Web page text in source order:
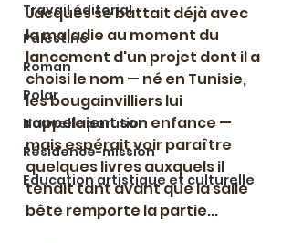
Travail éditorial
Palestine
Roman
Polar
Nouvelle parution
Résidence-mission
Education artistique et culturelle
Jacques se battait déjà avec
la maladie au moment du
lancement d'un projet dont il a
choisi le nom — né en Tunisie,
les bougainvilliers lui
rappelaient son enfance —
mais espérait voir paraître
quelques livres auxquels il
tenait tant avant que la salle
bête remporte la partie...